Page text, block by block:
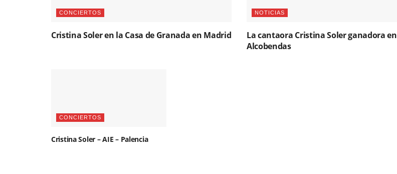
CONCIERTOS
Cristina Soler en la Casa de Granada en Madrid
NOTICIAS
La cantaora Cristina Soler ganadora en
Alcobendas
CONCIERTOS
Cristina Soler – AIE – Palencia